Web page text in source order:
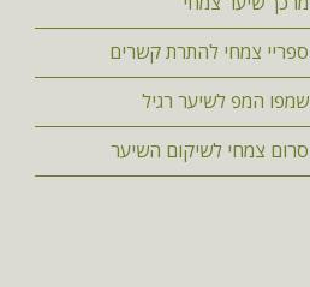
ספריי צמחי להתרת קשרים
שמפו המפ לשיער רגיל
סרום צמחי לשיקום השיער